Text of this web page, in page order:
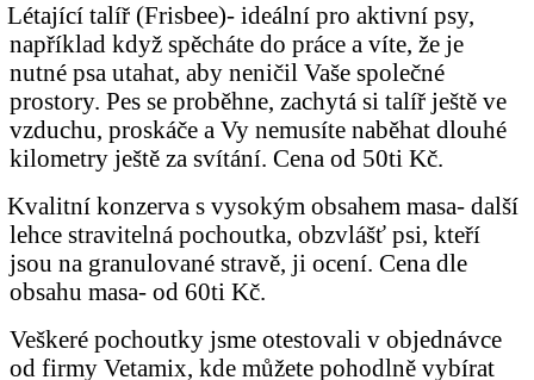
Létající talíř (Frisbee)- ideální pro aktivní psy,
například když spěcháte do práce a víte, že je
nutné psa utahat, aby neničil Vaše společné
prostory. Pes se proběhne, zachytá si talíř ještě ve
vzduchu, proskáče a Vy nemusíte naběhat dlouhé
kilometry ještě za svítání. Cena od 50ti Kč.
Kvalitní konzerva s vysokým obsahem masa- další
lehce stravitelná pochoutka, obzvlášť psi, kteří
jsou na granulované stravě, ji ocení. Cena dle
obsahu masa- od 60ti Kč.
Veškeré pochoutky jsme otestovali v objednávce
od firmy Vetamix, kde můžete pohodlně vybírat